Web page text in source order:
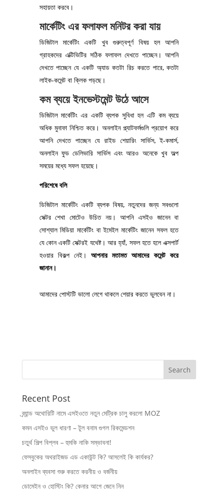
সহায়তা করবে।
মার্কেটিং এর ফলাফল মনিটর করা যায়
ডিজিটাল মার্কেটিং একটি খুব গুরুত্বপূর্ণ বিষয় হল আপনি
গ্রাহকদের এক্টিভিটির সঠিক ফলাফল দেখতে পাচ্ছেন। আপনি
দেখতে পাচ্ছেন যে একটি অ্যাড কতটা রিচ করতে পারে, কতটা
লাইক-কমেন্ট বা ক্লিক পড়ছে।
কম ব্যয়ে ইনভেস্টমেন্ট উঠে আসে
ডিজিটাল মার্কেটিং এর একটি ব্যপক সুবিধা হল এটি কম ব্যয়ে
অধিক মুনাফা নিশ্চিত করে। অনলাইন প্ল্যাটফর্মগুলি প্রয়োগ করে
আপনি দেখতে পাচ্ছেন যে রাইড শেয়ারিং সার্ভিস, ই-কমার্স,
অনলাইন ফুড ডেলিভারি সার্ভিস এবং আরও অনেকে খুব অল্প
সময়ের মধ্যে সফল হয়েছে।
পরিশেষে বলি
ডিজিটাল মার্কেটিং একটি ব্যপক বিষয়, নতুনদের জন্য সবগুলো
সেক্টর শেখা মোটেও উচিত নয়। আপনি এসইও জানেন বা
সোশ্যাল মিডিয়া মার্কেটিং বা ইমেইল মার্কেটিং জানেন সফল হতে
যে কোন একটি সেক্টরই যথেষ্ট। আর হ্যাঁ, সফল হতে হলে এক্সপার্ট
হওয়ার বিকল্প নেই। আপনার মতামত আমাদের কমেন্ট করে
জানান।
আমাদের পোস্টটি ভালো লেগে থাকলে শেয়ার করতে ভুলবেন না।
Recent Post
ব্র্যান্ড অথোরিটি নামে এসইওতে নতুন মেট্রিক চালু করলো MOZ
কমন এসইও ভুল ধারণা – টুল বনাম গুগল রিকমেন্ডশন
চতুর্থ শিল্প বিপ্লব – হুমকি নাকি সম্ভাবনা!
ফেসবুকের অথরাইজড এড একাউন্ট কি? আসলেই কি কার্যকর?
অনলাইন ব্যবসা শুরু করতে করনীয় ও বর্জনীয়
ডোমেইন ও হোস্টিং কি? কেনার আগে জেনে নিন